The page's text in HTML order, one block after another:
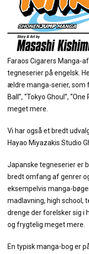
Faraos Cigarers Manga-
tegneserier på engelsk.
ældre manga-serier, som
Ball”, “Tokyo Ghoul”,
meget mere.
Vi har også et bredt
Hayao Miyazakis Studio
Japanske tegneserier er
bredt omfang af genrer
eksempelvis manga-
madlavning, high school,
drenge der forelsker sig i
og frygtelig meget mere.
En typisk manga-bog er